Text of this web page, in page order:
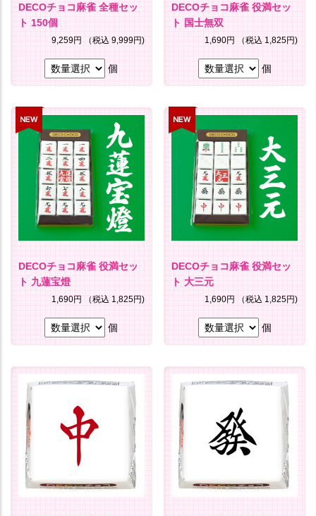
DECOチョコ麻雀 全種セッ
ト 150個
9,259円 （税込 9,999円)
個
DECOチョコ麻雀 役満セッ
ト 国士無双
1,690円 （税込 1,825円)
個
DECOチョコ麻雀 役満セッ
ト 九蓮宝燈
1,690円 （税込 1,825円)
個
DECOチョコ麻雀 役満セッ
ト 大三元
1,690円 （税込 1,825円)
個